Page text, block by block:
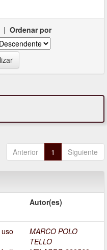
| Ordenar por
Anterior 1 Siguiente
Autor(es)
MARCO POLO
TELLO